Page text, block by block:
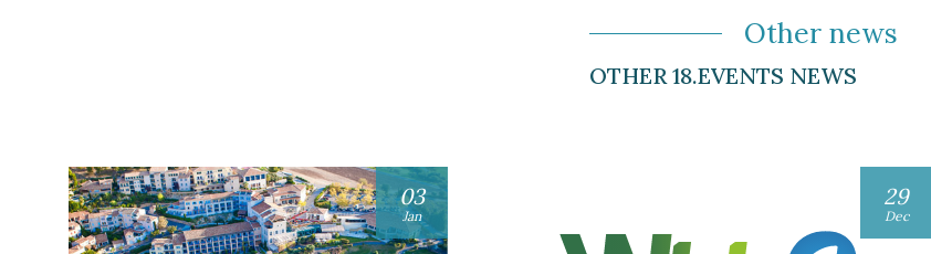
Other news
OTHER 18.EVENTS NEWS
03
Jan
29
Dec